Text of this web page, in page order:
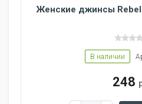
Женские джинсы Rebel
В наличии
248